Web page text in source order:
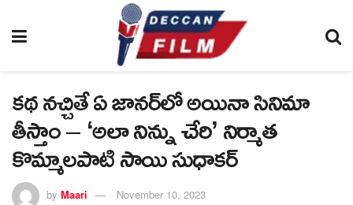
కథ నచ్చితే ఏ జానర్‌లో అయినా సినిమా
తీస్తాం – ‘అలా నిన్ను చేరి’ నిర్మాత
కొమ్మాలపాటి సాయి సుధాకర్
by Maari November 10, 2023